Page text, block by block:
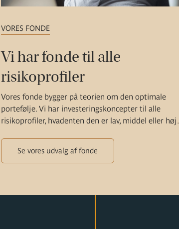
VORES FONDE
Vi har fonde til alle
risikoprofiler
Vores fonde bygger på teorien om den optimale
portefølje. Vi har investeringskoncepter til alle
risikoprofiler, hvadenten den er lav, middel eller høj.
Se vores udvalg af fonde